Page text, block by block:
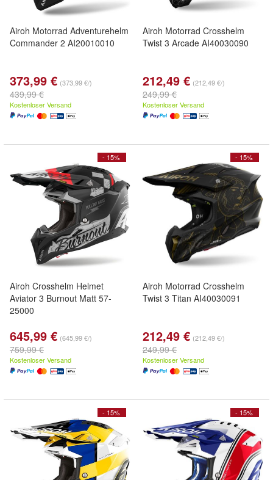
Airoh Motorrad Adventurehelm
Commander 2 AI20010010
373,99 € (373,99 €/)
439,99 €
Kostenloser Versand
Airoh Motorrad Crosshelm
Twist 3 Arcade AI40030090
212,49 € (212,49 €/)
249,99 €
Kostenloser Versand
- 15%
Airoh Crosshelm Helmet
Aviator 3 Burnout Matt 57-
25000
645,99 € (645,99 €/)
759,99 €
Kostenloser Versand
- 15%
Airoh Motorrad Crosshelm
Twist 3 Titan AI40030091
212,49 € (212,49 €/)
249,99 €
Kostenloser Versand
- 15% - 15%